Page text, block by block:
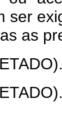
ser
as